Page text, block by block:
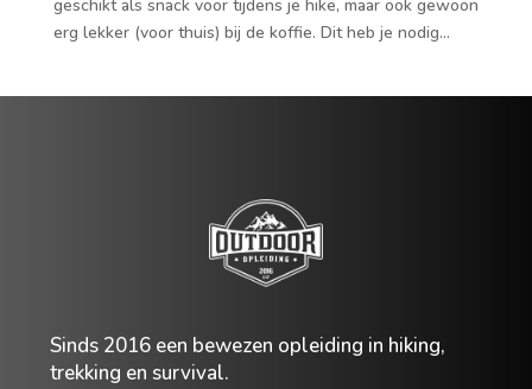
geschikt als snack voor tijdens je hike, maar ook gewoon
erg lekker (voor thuis) bij de koffie. Dit heb je nodig...
Sinds 2016 een bewezen opleiding in hiking,
trekking en survival.